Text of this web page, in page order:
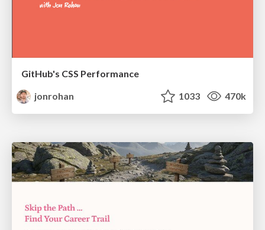
GitHub's CSS Performance
jonrohan
1033 470k